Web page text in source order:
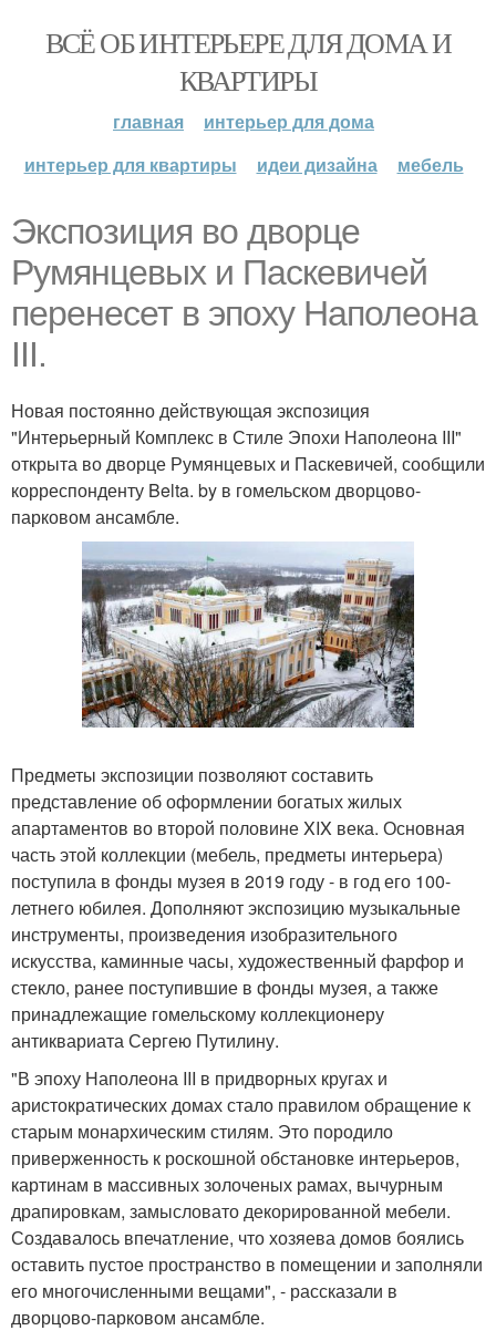
ВСЁ ОБ ИНТЕРЬЕРЕ ДЛЯ ДОМА И
КВАРТИРЫ
главная
интерьер для дома
интерьер для квартиры
идеи дизайна мебель
Экспозиция во дворце
Румянцевых и Паскевичей
перенесет в эпоху Наполеона
III.
Новая постоянно действующая экспозиция
"Интерьерный Комплекс в Стиле Эпохи Наполеона III"
открыта во дворце Румянцевых и Паскевичей, сообщили
корреспонденту Belta. by в гомельском дворцово-
парковом ансамбле.
Предметы экспозиции позволяют составить
представление об оформлении богатых жилых
апартаментов во второй половине XIX века. Основная
часть этой коллекции (мебель, предметы интерьера)
поступила в фонды музея в 2019 году - в год его 100-
летнего юбилея. Дополняют экспозицию музыкальные
инструменты, произведения изобразительного
искусства, каминные часы, художественный фарфор и
стекло, ранее поступившие в фонды музея, а также
принадлежащие гомельскому коллекционеру
антиквариата Сергею Путилину.
"В эпоху Наполеона III в придворных кругах и
аристократических домах стало правилом обращение к
старым монархическим стилям. Это породило
приверженность к роскошной обстановке интерьеров,
картинам в массивных золоченых рамах, вычурным
драпировкам, замысловато декорированной мебели.
Создавалось впечатление, что хозяева домов боялись
оставить пустое пространство в помещении и заполняли
его многочисленными вещами", - рассказали в
дворцово-парковом ансамбле.